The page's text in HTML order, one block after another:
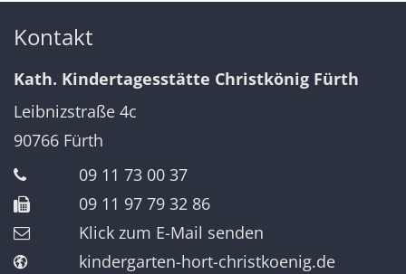
Kontakt
Kath. Kindertagesstätte Christkönig Fürth
Leibnizstraße 4c
90766 Fürth
09 11 73 00 37
09 11 97 79 32 86
Klick zum E-Mail senden
kindergarten-hort-christkoenig.de